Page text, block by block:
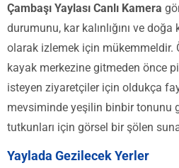
Çambaşı Yaylası Canlı Kamera
durumunu, kar kalınlığını ve doğa
olarak izlemek için mükemmeldir.
kayak merkezine gitmeden önce
isteyen ziyaretçiler için oldukça
mevsiminde yeşilin binbir tonunu
tutkunları için görsel bir şölen
Yaylada Gezilecek Yerler